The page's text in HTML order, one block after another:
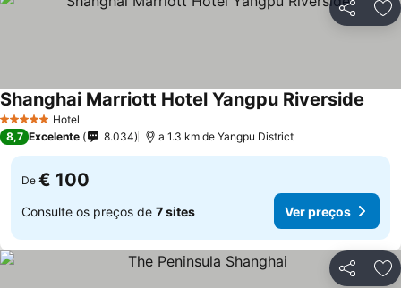
Partilhar
5 Estrelas Hotel
Shanghai Marriott Hotel Yangpu Riverside
8,7 Excelente 8.034 a 1.3 km de Yangpu District
De € 100
Consulte os preços de 7 sites Ver preços
Partilhar